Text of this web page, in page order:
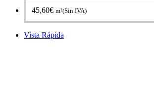
45,60€ m²(Sin IVA)
Vista Rápida